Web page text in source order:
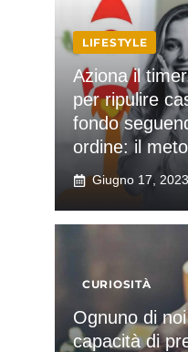
LIFESTYLE
Aziona il
per ripulire
fondo
ordine: il
Giugno 17, 2023
CURIOSITÀ
Ognuno di
capacità di